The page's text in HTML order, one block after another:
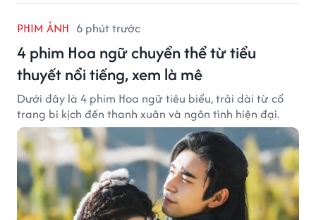
PHIM ẢNH 6 phút trước
4 phim Hoa ngữ chuyển thể từ tiểu
thuyết nổi tiếng, xem là mê
Dưới đây là 4 phim Hoa ngữ tiêu biểu, trải dài từ cổ
trang bi kịch đến thanh xuân và ngôn tình hiện đại.